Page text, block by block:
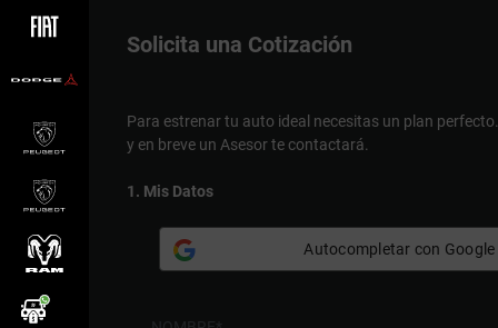
Solicita una Cotización
Para estrenar tu auto ideal necesitas un plan perfecto.
y en breve un Asesor te contactará.
1. Mis Datos
Autocompletar con Google